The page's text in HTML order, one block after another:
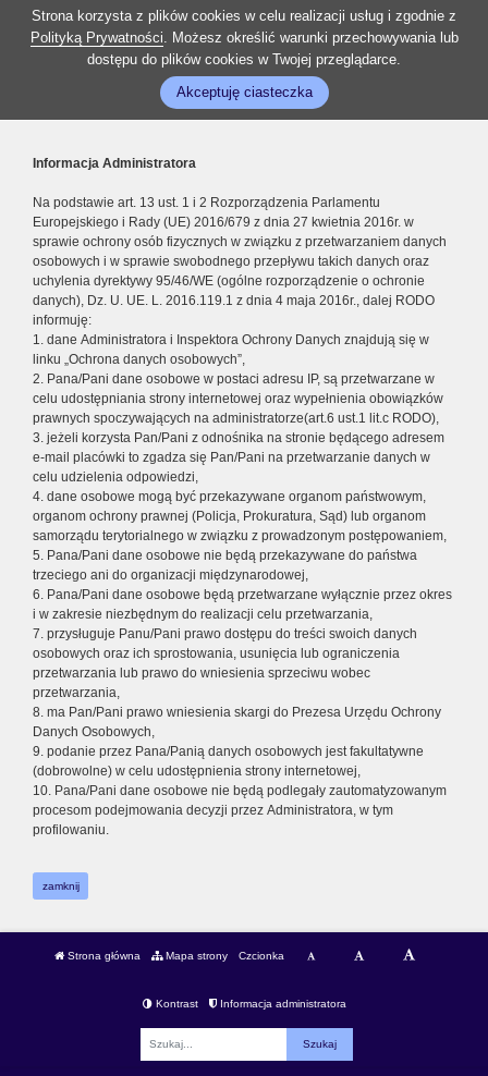
Strona korzysta z plików cookies w celu realizacji usług i zgodnie z
Polityką Prywatności. Możesz określić warunki przechowywania lub
dostępu do plików cookies w Twojej przeglądarce.
Akceptuję ciasteczka
Informacja Administratora
Na podstawie art. 13 ust. 1 i 2 Rozporządzenia Parlamentu
Europejskiego i Rady (UE) 2016/679 z dnia 27 kwietnia 2016r. w
sprawie ochrony osób fizycznych w związku z przetwarzaniem danych
osobowych i w sprawie swobodnego przepływu takich danych oraz
uchylenia dyrektywy 95/46/WE (ogólne rozporządzenie o ochronie
danych), Dz. U. UE. L. 2016.119.1 z dnia 4 maja 2016r., dalej RODO
informuję:
1. dane Administratora i Inspektora Ochrony Danych znajdują się w
linku „Ochrona danych osobowych”,
2. Pana/Pani dane osobowe w postaci adresu IP, są przetwarzane w
celu udostępniania strony internetowej oraz wypełnienia obowiązków
prawnych spoczywających na administratorze(art.6 ust.1 lit.c RODO),
3. jeżeli korzysta Pan/Pani z odnośnika na stronie będącego adresem
e-mail placówki to zgadza się Pan/Pani na przetwarzanie danych w
celu udzielenia odpowiedzi,
4. dane osobowe mogą być przekazywane organom państwowym,
organom ochrony prawnej (Policja, Prokuratura, Sąd) lub organom
samorządu terytorialnego w związku z prowadzonym postępowaniem,
5. Pana/Pani dane osobowe nie będą przekazywane do państwa
trzeciego ani do organizacji międzynarodowej,
6. Pana/Pani dane osobowe będą przetwarzane wyłącznie przez okres
i w zakresie niezbędnym do realizacji celu przetwarzania,
7. przysługuje Panu/Pani prawo dostępu do treści swoich danych
osobowych oraz ich sprostowania, usunięcia lub ograniczenia
przetwarzania lub prawo do wniesienia sprzeciwu wobec
przetwarzania,
8. ma Pan/Pani prawo wniesienia skargi do Prezesa Urzędu Ochrony
Danych Osobowych,
9. podanie przez Pana/Panią danych osobowych jest fakultatywne
(dobrowolne) w celu udostępnienia strony internetowej,
10. Pana/Pani dane osobowe nie będą podlegały zautomatyzowanym
procesom podejmowania decyzji przez Administratora, w tym
profilowaniu.
zamknij
Strona główna Mapa strony Czcionka
Kontrast Informacja administratora